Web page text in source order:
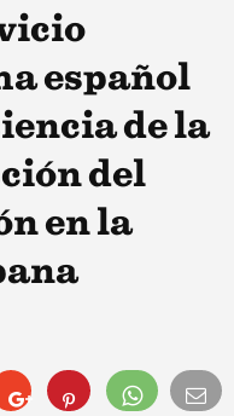
español
de la
del
en la